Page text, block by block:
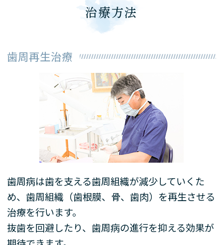
治療方法
歯周再生治療
歯周病は歯を支える歯周組織が減少していくた
め、歯周組織（歯根膜、骨、歯肉）を再生させる
治療を行います。
抜歯を回避したり、歯周病の進行を抑える効果が